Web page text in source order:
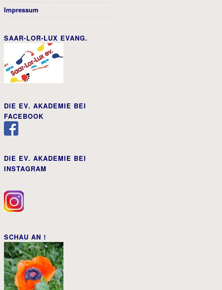
Impressum
SAAR-LOR-LUX EVANG.
DIE EV. AKADEMIE BEI
FACEBOOK
DIE EV. AKADEMIE BEI
INSTAGRAM
SCHAU AN !